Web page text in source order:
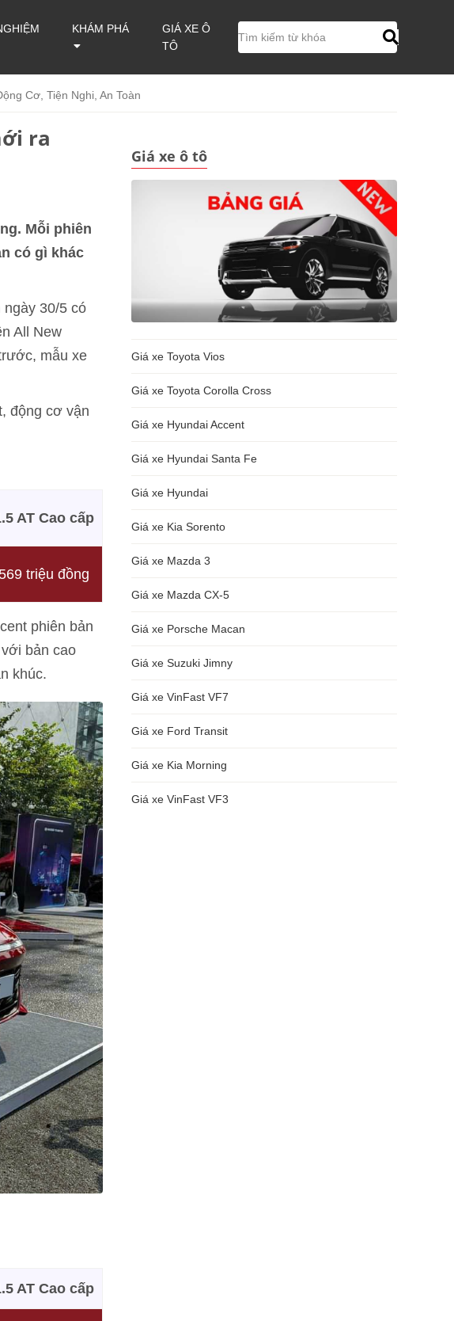
KHÁM PHÁ
GIÁ XE Ô
TÔ
Cơ, Tiện Nghi, An Toàn
ra
Mỗi phiên
có gì khác
30/5 có
All New
mẫu xe
động cơ vận
AT Cao cấp
triệu đồng
phiên bản
bản cao
khúc.
AT Cao cấp
Giá xe ô tô
Giá xe Toyota Vios
Giá xe Toyota Corolla Cross
Giá xe Hyundai Accent
Giá xe Hyundai Santa Fe
Giá xe Hyundai
Giá xe Kia Sorento
Giá xe Mazda 3
Giá xe Mazda CX-5
Giá xe Porsche Macan
Giá xe Suzuki Jimny
Giá xe VinFast VF7
Giá xe Ford Transit
Giá xe Kia Morning
Giá xe VinFast VF3